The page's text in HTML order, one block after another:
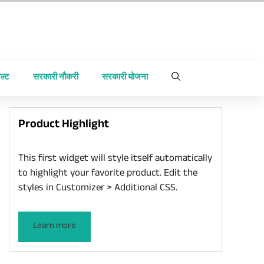
सरकारी नौकरी सरकारी योजना
Product Highlight
This first widget will style itself automatically
to highlight your favorite product. Edit the
styles in Customizer > Additional CSS.
Learn more